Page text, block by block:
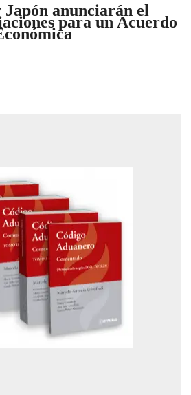
anunciarán el
para un Acuerdo